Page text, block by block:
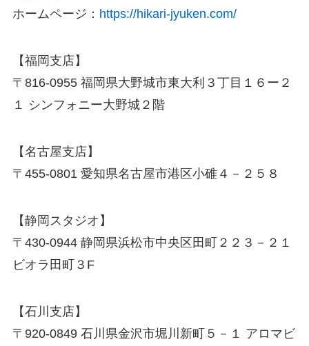
ホームページ： https://hikari-jyuken.com/
【福岡支店】
〒816-0955 福岡県大野城市東大利３丁目１６ー２
１ シンフォニー大野城２階
【名古屋支店】
〒455-0801 愛知県名古屋市港区小碓４－２５８
【静岡スタジオ】
〒430-0944 静岡県浜松市中央区田町２２３－２１
ビオラ田町３F
【石川支店】
〒920-0849 石川県金沢市堀川新町５－１ アロマビ